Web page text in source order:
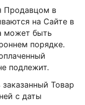
Продавцом в
на Сайте в
может быть
порядке.
подлежит.
Товар
с даты